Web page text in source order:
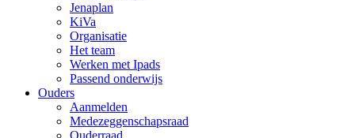
Jenaplan
KiVa
Organisatie
Het team
Werken met Ipads
Passend onderwijs
Ouders
Aanmelden
Medezeggenschapsraad
Ouderraad